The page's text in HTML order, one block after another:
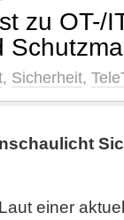
zu OT-/
, Sicherheit,
Laut einer